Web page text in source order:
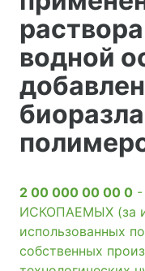
водной
2 00 000 00 00 0
ИСКОПАЕМЫХ (за
использованных
собственных